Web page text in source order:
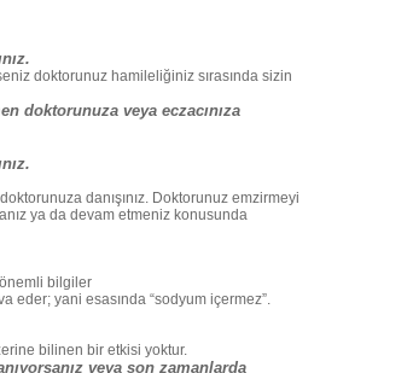
doktorunuz hamileliğiniz sırasında sizin
doktorunuza veya eczacınıza
danışınız. Doktorunuz emzirmeyi
ya da devam etmeniz konusunda
önemli bilgiler
eder; yani esasında “sodyum içermez”.
bilinen bir etkisi yoktur.
veya son zamanlarda